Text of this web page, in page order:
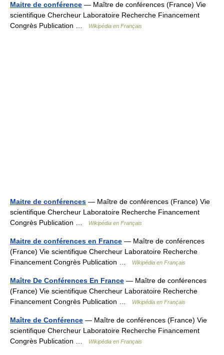
Maitre de conférence — Maître de conférences (France) Vie
scientifique Chercheur Laboratoire Recherche Financement
Congrès Publication …
Wikipédia en Français
Maitre de conférences — Maître de conférences (France) Vie
scientifique Chercheur Laboratoire Recherche Financement
Congrès Publication …
Wikipédia en Français
Maitre de conférences en France — Maître de conférences
(France) Vie scientifique Chercheur Laboratoire Recherche
Financement Congrès Publication …
Wikipédia en Français
Maître De Conférences En France — Maître de conférences
(France) Vie scientifique Chercheur Laboratoire Recherche
Financement Congrès Publication …
Wikipédia en Français
Maître de Conférence — Maître de conférences (France) Vie
scientifique Chercheur Laboratoire Recherche Financement
Congrès Publication …
Wikipédia en Français